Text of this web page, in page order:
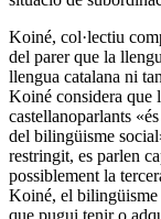
Koiné, col·lectiu
del parer que la
llengua catalana ni
Koiné considera que
castellanoparlants
del bilingüisme
restringit, es parlen
possiblement la
Koiné, el
que pugui tenir o